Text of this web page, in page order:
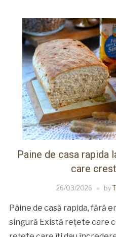
Paine de casa rapida
care
26/03/2026 by
Pâine de casă rapida, fără
singură Există rețete care